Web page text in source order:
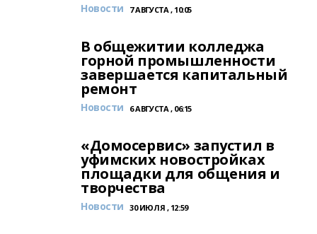
Новости 7 АВГУСТА , 10:05
В общежитии колледжа
горной промышленности
завершается капитальный
ремонт
Новости 6 АВГУСТА , 06:15
«Домосервис» запустил в
уфимских новостройках
площадки для общения и
творчества
Новости 30 ИЮЛЯ , 12:59